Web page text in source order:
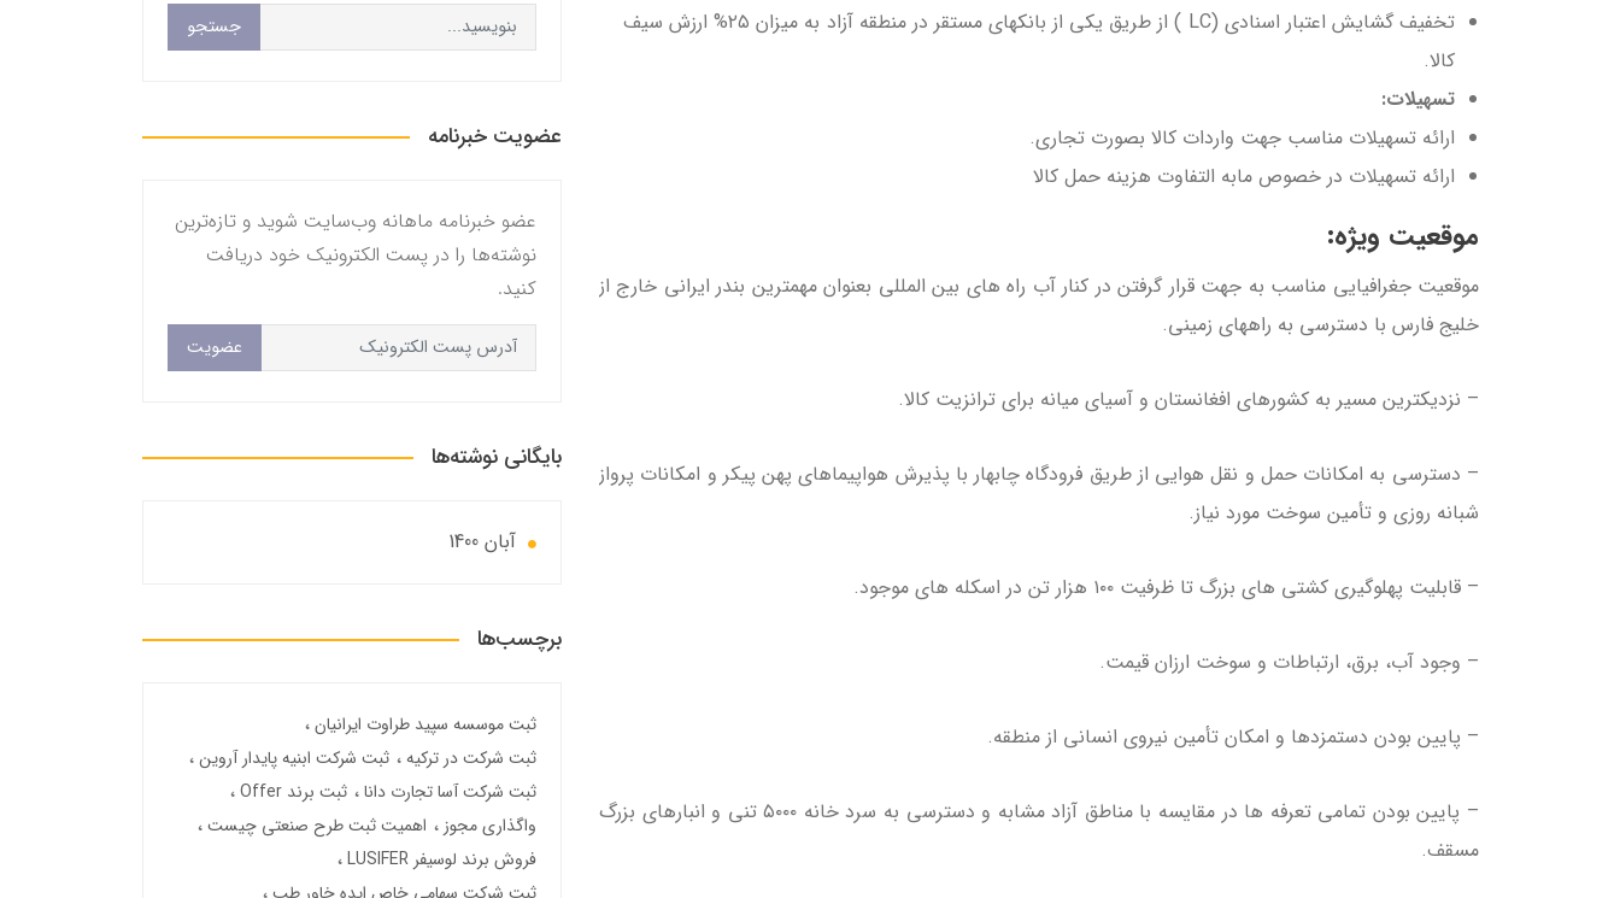
تخفیف گشایش اعتبار اسنادی (LC ) از طریق یکی از بانکهای مستقر در منطقه آزاد به میزان ۲۵% ارزش سیف
کالا.
تسهیلات:
ارائه تسهیلات مناسب جهت واردات کالا بصورت تجاری.
ارائه تسهیلات در خصوص مابه التفاوت هزینه حمل کالا
موقعیت ویژه:
موقعیت جغرافیایی مناسب به جهت قرار گرفتن در کنار آب راه های بین المللی بعنوان مهمترین بندر ایرانی خارج از
خلیج فارس با دسترسی به راههای زمینی.
– نزدیکترین مسیر به کشورهای افغانستان و آسیای میانه برای ترانزیت کالا.
– دسترسی به امکانات حمل و نقل هوایی از طریق فرودگاه چابهار با پذیرش هواپیماهای پهن پیکر و امکانات پرواز
شبانه روزی و تأمین سوخت مورد نیاز.
– قابلیت پهلوگیری کشتی های بزرگ تا ظرفیت ۱۰۰ هزار تن در اسکله های موجود.
– وجود آب، برق، ارتباطات و سوخت ارزان قیمت.
– پایین بودن دستمزدها و امکان تأمین نیروی انسانی از منطقه.
– پایین بودن تمامی تعرفه ها در مقایسه با مناطق آزاد مشابه و دسترسی به سرد خانه ۵۰۰۰ تنی و انبارهای بزرگ
مسقف.
جستجو
عضویت خبرنامه
عضو خبرنامه ماهانه وب‌سایت شوید و تازه‌ترین
نوشته‌ها را در پست الکترونیک خود دریافت
کنید.
عضویت
بایگانی نوشته‌ها
آبان 1400
برچسب‌ها
ثبت موسسه سپید طراوت ایرانیان
ثبت شرکت در ترکیه
ثبت شرکت ابنیه پایدار آروین
ثبت شرکت آسا تجارت دانا
ثبت برند Offer
واگذاری مجوز
اهمیت ثبت طرح صنعتی چیست
فروش برند لوسیفر LUSIFER